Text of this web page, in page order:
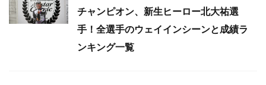
チャンピオン、新生ヒーロー北大祐選
手！全選手のウェイインシーンと成績ラ
ンキング一覧